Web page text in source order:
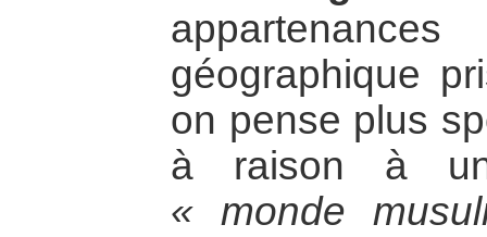
géographique
on pense plus
à raison à
« monde